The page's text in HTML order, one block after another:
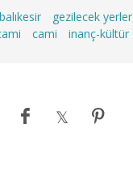
balıkesir
gezilecek yerler
cami
inanç-kültür